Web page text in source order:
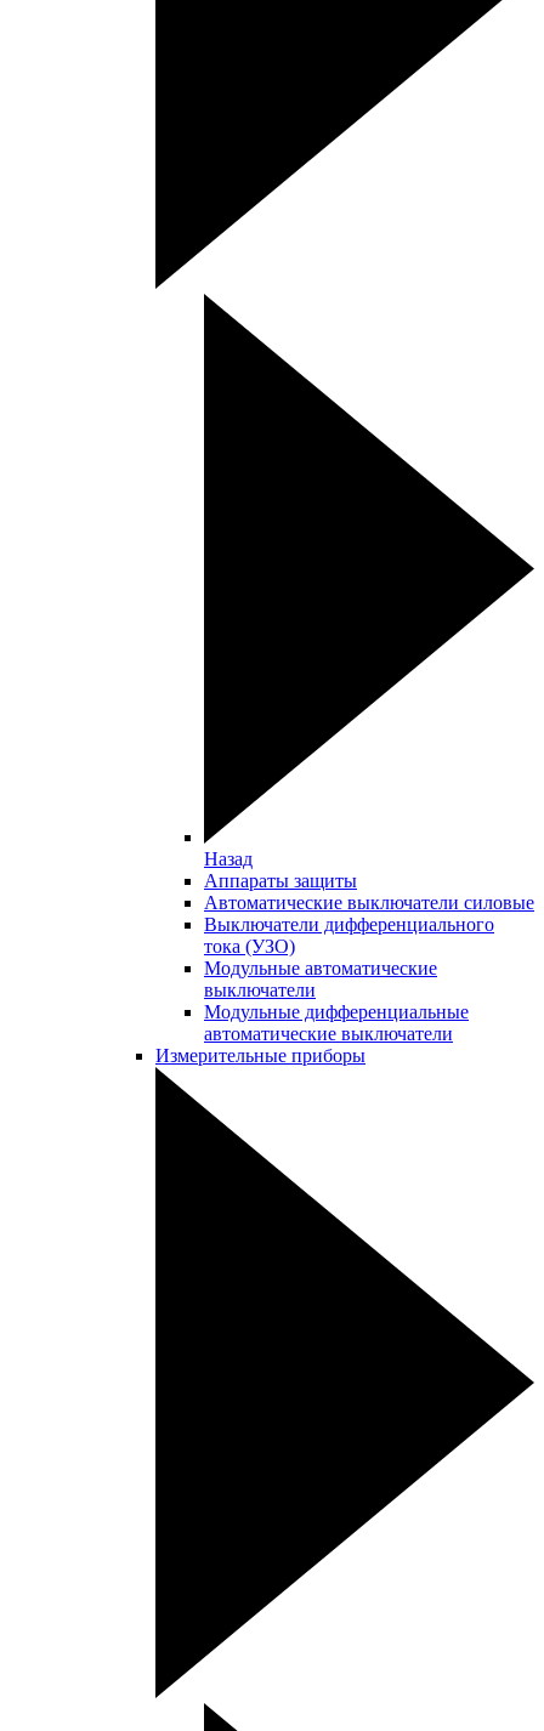
Назад
Аппараты защиты
Автоматические выключатели силовые
Выключатели дифференциального
тока (УЗО)
Модульные автоматические
выключатели
Модульные дифференциальные
автоматические выключатели
Измерительные приборы